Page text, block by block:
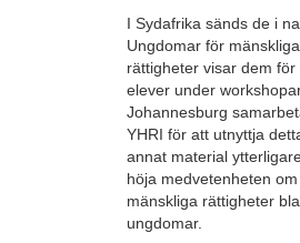
I Sydafrika sänds de i
Ungdomar för mänskliga
rättigheter visar dem för
elever under
Johannesburg
YHRI för att utnyttja
annat material
höja medvetenheten om
mänskliga rättigheter
ungdomar.